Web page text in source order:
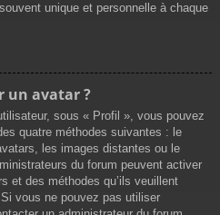
unique et personnelle à chaque
un avatar ?
sous « Profil », vous pouvez
quatre méthodes suivantes : le
les images distantes ou le
du forum peuvent activer
et des méthodes qu’ils veuillent
vous ne pouvez pas utiliser